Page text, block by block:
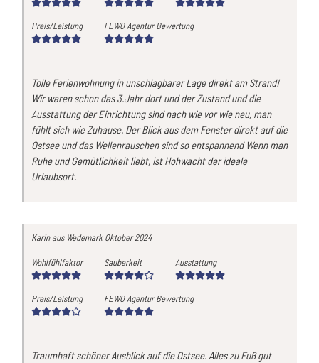
Preis/Leistung FEWO Agentur Bewertung
Tolle Ferienwohnung in unschlagbarer Lage direkt am Strand!
Wir waren schon das 3.Jahr dort und der Zustand und die
Ausstattung der Einrichtung sind nach wie vor wie neu, man
fühlt sich wie Zuhause. Der Blick aus dem Fenster direkt auf die
Ostsee und das Wellenrauschen sind so entspannend Wenn man
Ruhe und Gemütlichkeit liebt, ist Hohwacht der ideale
Urlaubsort.
Karinaus Wedemark Oktober 2024
Wohlfühlfaktor Sauberkeit Ausstattung
Preis/Leistung FEWO Agentur Bewertung
Traumhaft schöner Ausblick auf die Ostsee. Alles zu Fuß gut